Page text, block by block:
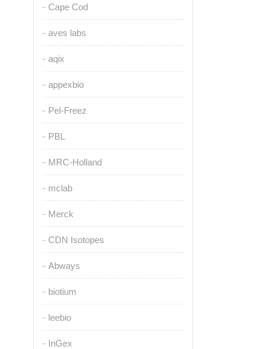
Cape Cod
aves labs
aqix
appexbio
Pel-Freez
PBL
MRC-Holland
mclab
Merck
CDN Isotopes
Abways
biotium
leebio
InGex